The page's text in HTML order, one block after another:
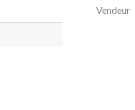
Vendeur